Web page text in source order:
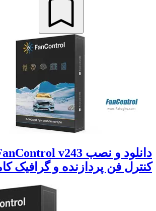
کنترل فن پردازنده و گرافیک